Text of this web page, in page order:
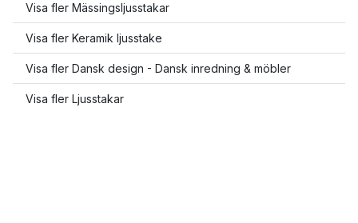
Visa fler Mässingsljusstakar
Visa fler Keramik ljusstake
Visa fler Dansk design - Dansk inredning & möbler
Visa fler Ljusstakar